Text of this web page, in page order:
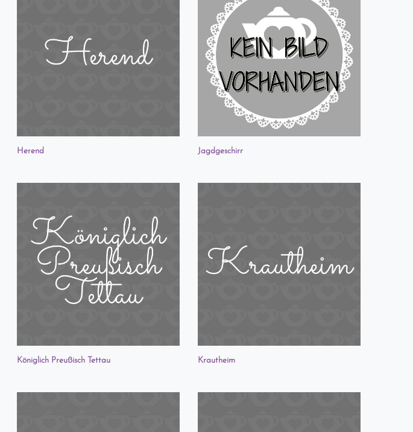
Herend Jagdgeschirr
Königlich Preußisch Tettau Krautheim